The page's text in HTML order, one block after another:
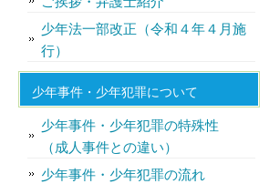
少年法一部改正（令和４年４月施
行）
少年事件・少年犯罪について
少年事件・少年犯罪の特殊性
（成人事件との違い）
少年事件・少年犯罪の流れ